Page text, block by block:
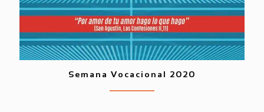
Semana Vocacional 2020